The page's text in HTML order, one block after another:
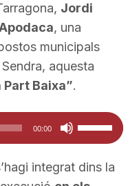
Jordi
, una
municipals
aquesta
Baixa”.
00:00
Feu
servir
les
tecles
integrat dins la